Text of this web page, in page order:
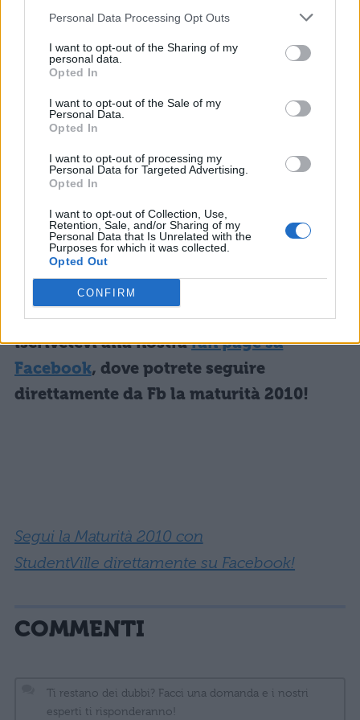
Personal Data Processing Opt Outs
I want to opt-out of the Sharing of my
personal data.
Opted In
I want to opt-out of the Sale of my
Personal Data.
Opted In
I want to opt-out of processing my
Personal Data for Targeted Advertising.
Opted In
I want to opt-out of Collection, Use,
Retention, Sale, and/or Sharing of my
Personal Data that Is Unrelated with the
Purposes for which it was collected.
Opted Out
CONFIRM
Picasso.
Quali sono le tue impressioni? Secondo te
quali saranno le tracce della prima prova del
2010? Condividi le tue opinioni, le tue
previsioni sul forum di StudentVille:
http://forum.studentville.it/forum-maturita-
2010/55839-maturita-2010-quali-tracce-
usciranno-per-la-prima-prova.html
Per tutte le news e indiscrezioni
iscrivetevi alla nostrafan page su
Facebook, dove potrete seguire
direttamente da Fb la maturità 2010!
Segui la Maturità 2010 con
StudentVille direttamente su Facebook!
COMMENTI